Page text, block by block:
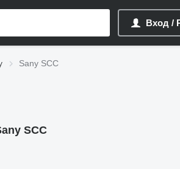
Вход /
Sany SCC
SCC